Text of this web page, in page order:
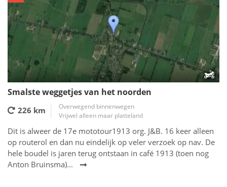
Smalste weggetjes van het noorden
226 km
Overwegend binnenwegen
Vrijwel alleen maar platteland
Dit is alweer de 17e mototour1913 org. J&B. 16 keer alleen
op routerol en dan nu eindelijk op veler verzoek op nav. De
hele boudel is jaren terug ontstaan in café 1913 (toen nog
Anton Bruinsma)...